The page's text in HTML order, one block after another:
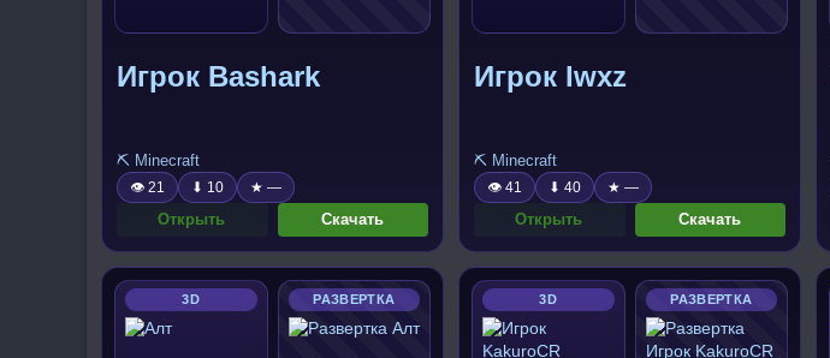
Игрок Bashark
⛏️ Minecraft
👁 21 ⬇ 10 ★ —
Открыть Скачать
Игрок Iwxz
⛏️ Minecraft
👁 41 ⬇ 40 ★ —
Открыть Скачать
3D РАЗВЕРТКА 3D РАЗВЕРТКА